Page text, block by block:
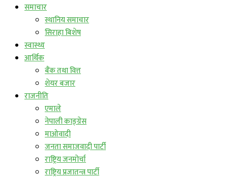
समाचार
स्थानिय समाचार
सिराहा बिशेष
स्वास्थ्य
आर्थिक
बैंक तथा वित्त
शेयर बजार
राजनीति
एमाले
नेपाली काङ्ग्रेस
माओवादी
जनता समाजवादी पार्टी
राष्ट्रिय जनमोर्चा
राष्ट्रिय प्रजातन्त्र पार्टी